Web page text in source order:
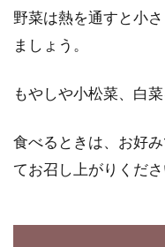
野菜は熱を通すと小
ましょう。
もやしや小松菜、白
食べるときは、お好
てお召し上がりくださ